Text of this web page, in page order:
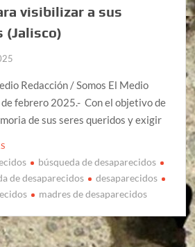
visibilizar a sus
(Jalisco)
Redacción / Somos El Medio
de febrero 2025.- Con el objetivo de
de sus seres queridos y exigir
búsqueda de desaparecidos
de desaparecidos
desaparecidos
madres de desaparecidos